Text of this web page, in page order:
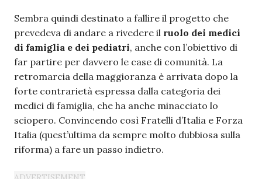
Sembra quindi destinato a fallire il progetto che
prevedeva di andare a rivedere il ruolo dei medici
di famiglia e dei pediatri, anche con l’obiettivo di
far partire per davvero le case di comunità. La
retromarcia della maggioranza è arrivata dopo la
forte contrarietà espressa dalla categoria dei
medici di famiglia, che ha anche minacciato lo
sciopero. Convincendo così Fratelli d’Italia e Forza
Italia (quest’ultima da sempre molto dubbiosa sulla
riforma) a fare un passo indietro.